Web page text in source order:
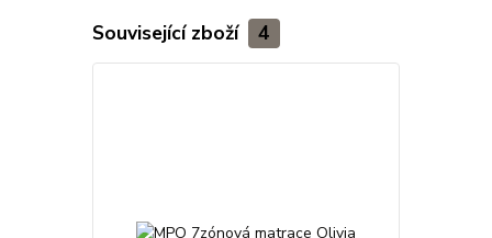
Související zboží 4